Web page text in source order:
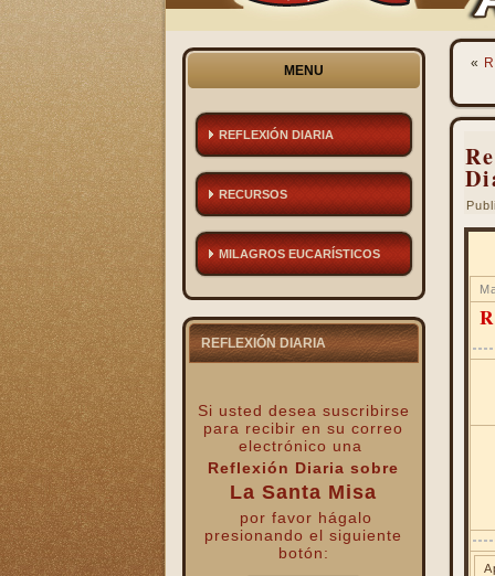
MENU
REFLEXIÓN DIARIA
RECURSOS
MILAGROS EUCARÍSTICOS
REFLEXIÓN DIARIA
Si usted desea suscribirse
para recibir en su correo
electrónico una
Reflexión Diaria sobre
La Santa Misa
por favor hágalo
presionando el siguiente
botón:
«